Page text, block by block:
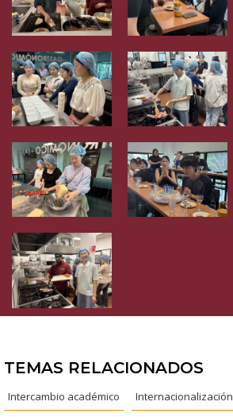
TEMAS RELACIONADOS
Intercambio académico Internacionalización